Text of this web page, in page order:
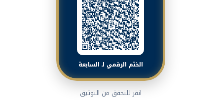
الختم الرقمي لـ السابعة
انقر للتحقق من التوثيق